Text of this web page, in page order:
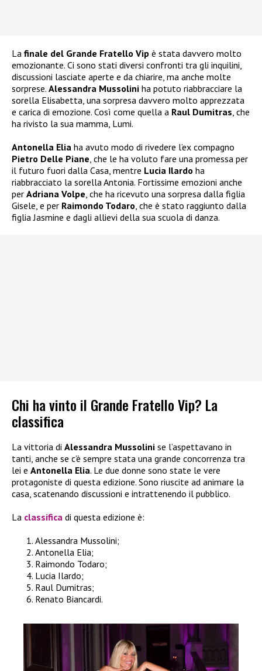
La finale del Grande Fratello Vip è stata davvero molto
emozionante. Ci sono stati diversi confronti tra gli inquilini,
discussioni lasciate aperte e da chiarire, ma anche molte
sorprese. Alessandra Mussolini ha potuto riabbracciare la
sorella Elisabetta, una sorpresa davvero molto apprezzata
e carica di emozione. Così come quella a Raul Dumitras , che
ha rivisto la sua mamma, Lumi.
Antonella Elia ha avuto modo di rivedere l’ex compagno
Pietro Delle Piane , che le ha voluto fare una promessa per
il futuro fuori dalla Casa, mentre Lucia Ilardo ha
riabbracciato la sorella Antonia. Fortissime emozioni anche
per Adriana Volpe , che ha ricevuto una sorpresa dalla figlia
Gisele, e per Raimondo Todaro , che è stato raggiunto dalla
figlia Jasmine e dagli allievi della sua scuola di danza.
Chi ha vinto il Grande Fratello Vip? La
classifica
La vittoria di Alessandra Mussolini se l’aspettavano in
tanti, anche se c’è sempre stata una grande concorrenza tra
lei e Antonella Elia. Le due donne sono state le vere
protagoniste di questa edizione. Sono riuscite ad animare la
casa, scatenando discussioni e intrattenendo il pubblico.
La classifica di questa edizione è:
Alessandra Mussolini;
Antonella Elia;
Raimondo Todaro;
Lucia Ilardo;
Raul Dumitras;
Renato Biancardi.